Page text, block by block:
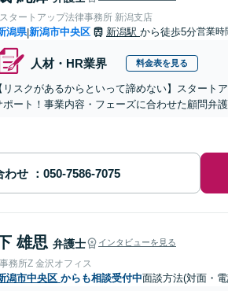
タートアップ法律事務所 新潟支店
潟県|新潟市中央区 新潟駅 から徒歩5分営業時
人材・HR業界 料金表を見る
リスクがあるからといって諦めない】スター
ポート！事業内容・フェーズに合わせた顧問弁
わせ
雄思 弁護士 インタビューを見る
務所Z 金沢オフィス
潟市中央区 からも相談受付中面談方法(対面・